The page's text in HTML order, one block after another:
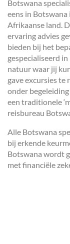
Botswana
eens in
Afrikaanse land.
ervaring advies
bieden bij het
gespecialiseerd
natuur waar jij
gave excursies te
onder
een traditionele
reisbureau
Alle Botswana
bij erkende
Botswana wordt
met financiële